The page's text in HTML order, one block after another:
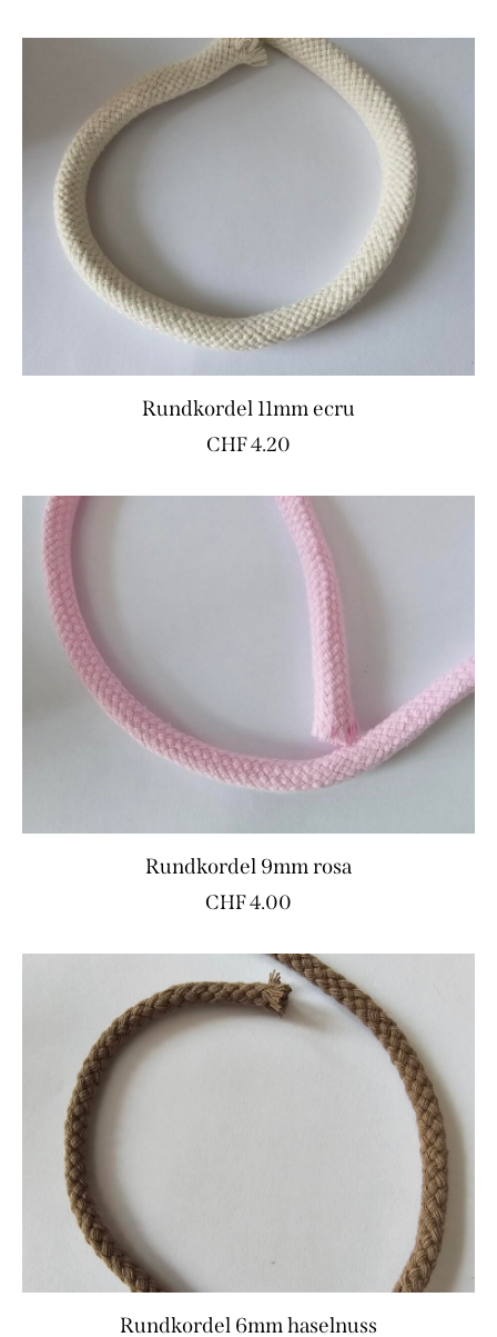
Rundkordel 11mm ecru
CHF4.20
Rundkordel 9mm rosa
CHF4.00
Rundkordel 6mm haselnuss